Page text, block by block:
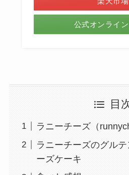
公式オンライ
目
ラニーチーズ（
ラニーチーズのグル
ーズケーキ